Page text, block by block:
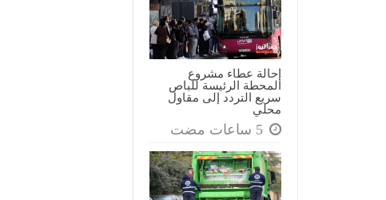
إحالة عطاء مشروع
المحطة الرئيسة للباص
سريع التردد إلى مقاول
محلي